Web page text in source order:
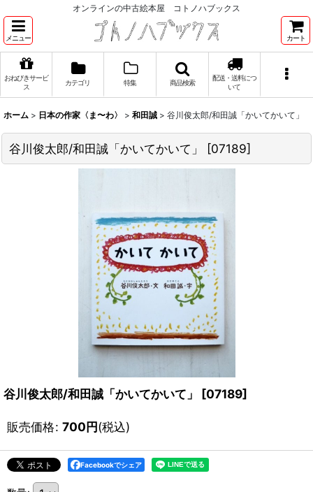
オンラインの中古絵本屋 コトノハブックス
メニュー カート
おねびきサービ
ス
カテゴリ 特集 商品検索
配送・送料につ
いて
ホーム > 日本の作家〈ま〜わ〉 > 和田誠 > 谷川俊太郎/和田誠「かいてかいて」
谷川俊太郎/和田誠「かいてかいて」 [07189]
谷川俊太郎/和田誠「かいてかいて」 [07189]
販売価格: 700円(税込)
Facebookでシェア